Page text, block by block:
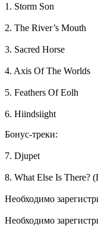
1. Storm Son
2. The River’s Mouth
3. Sacred Horse
4. Axis Of The Worlds
5. Feathers Of Eolh
6. Hiindsiight
Бонус-треки:
7. Djupet
8. What Else Is There?
Необходимо
Необходимо